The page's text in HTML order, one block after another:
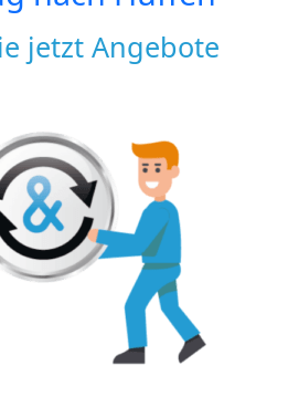
jetzt Angebote